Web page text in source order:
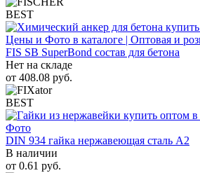
BEST
FIS SB SuperBond состав для бетона
Нет на складе
от 408.08 руб.
BEST
DIN 934 гайка нержавеющая сталь A2
В наличии
от 0.61 руб.